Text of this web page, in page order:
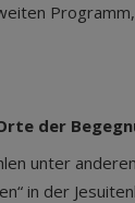
der
unter
in der